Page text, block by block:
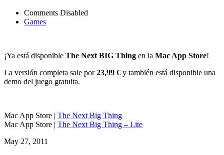
Comments Disabled
Games
¡Ya está disponible The Next BIG Thing en la Mac App Store!
La versión completa sale por23,99 € y también está disponible una
demo del juego gratuita.
Mac App Store | The Next Big Thing
Mac App Store | The Next Big Thing – Lite
May 27, 2011